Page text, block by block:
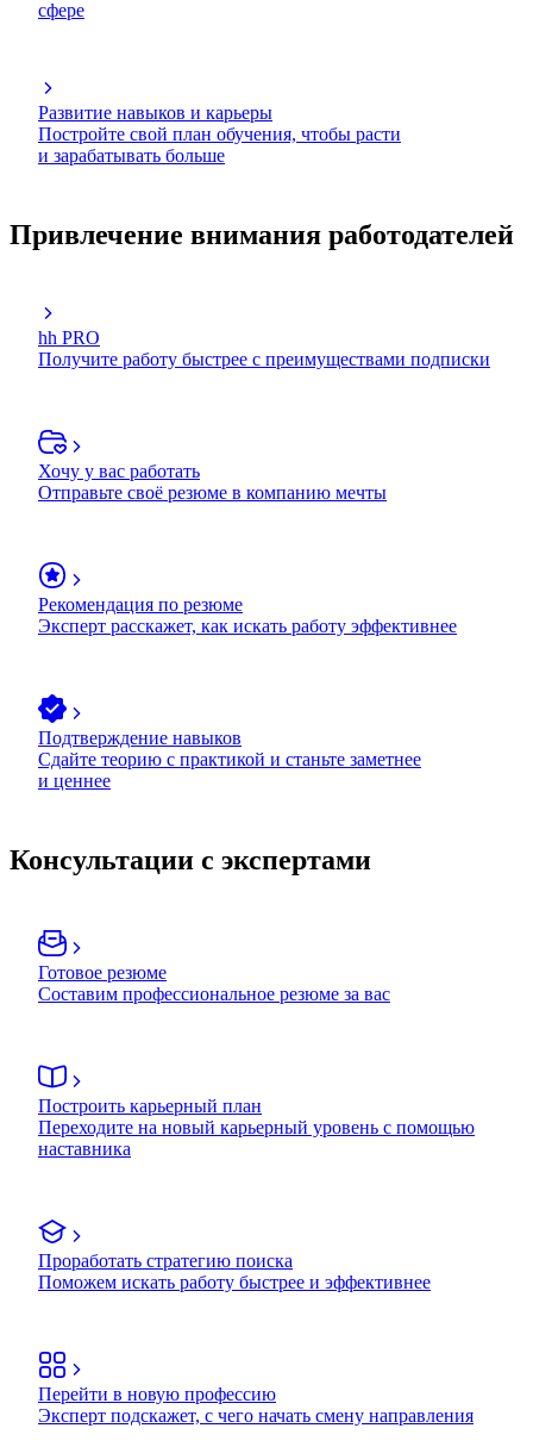
сфере
Развитие навыков и карьеры
Постройте свой план обучения, чтобы расти
и зарабатывать больше
Привлечение внимания работодателей
hh PRO
Получите работу быстрее с преимуществами подписки
Хочу у вас работать
Отправьте своё резюме в компанию мечты
Рекомендация по резюме
Эксперт расскажет, как искать работу эффективнее
Подтверждение навыков
Сдайте теорию с практикой и станьте заметнее
и ценнее
Консультации с экспертами
Готовое резюме
Составим профессиональное резюме за вас
Построить карьерный план
Переходите на новый карьерный уровень с помощью
наставника
Проработать стратегию поиска
Поможем искать работу быстрее и эффективнее
Перейти в новую профессию
Эксперт подскажет, с чего начать смену направления